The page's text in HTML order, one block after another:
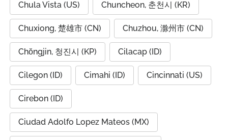
Chula Vista (US) Chuncheon, 춘천시 (KR)
Chuxiong, 楚雄市 (CN) Chuzhou, 滁州市 (CN)
Chŏngjin, 청진시 (KP) Cilacap (ID)
Cilegon (ID) Cimahi (ID) Cincinnati (US)
Cirebon (ID)
Ciudad Adolfo Lopez Mateos (MX)